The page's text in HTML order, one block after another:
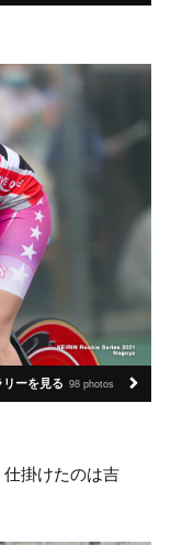
ーを見る 98 photos
掛けたのは吉